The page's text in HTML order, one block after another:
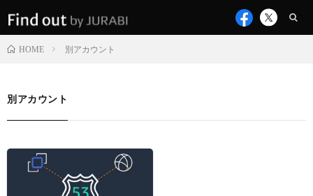
HOME 別アカウント
別アカウント